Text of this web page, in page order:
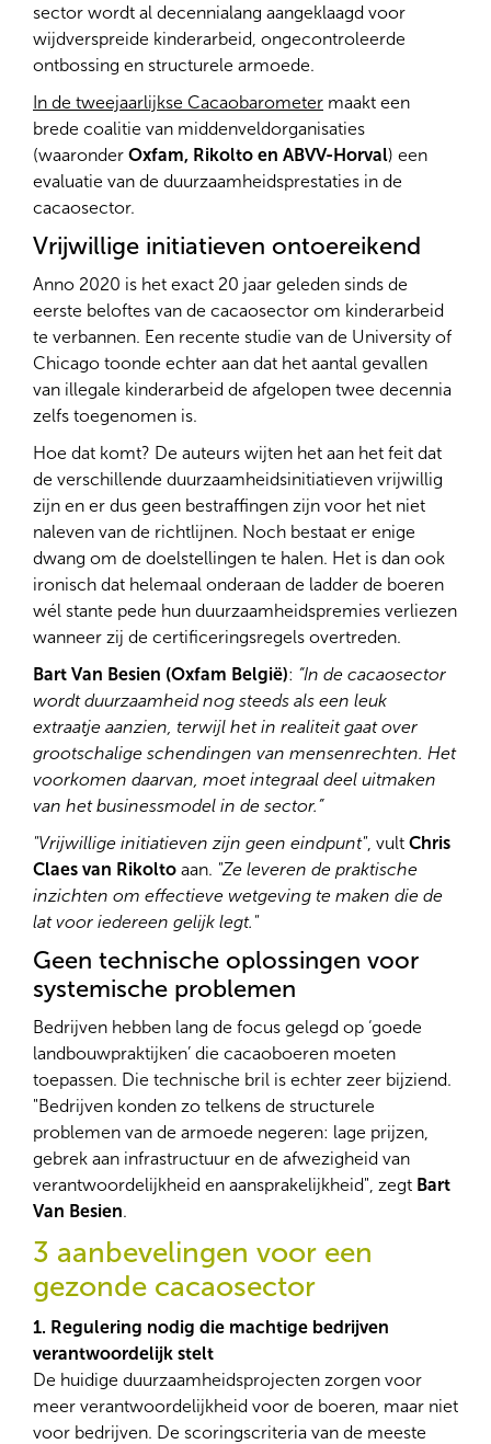
sector wordt al decennialang aangeklaagd voor
wijdverspreide kinderarbeid, ongecontroleerde
ontbossing en structurele armoede.
In de tweejaarlijkse Cacaobarometer maakt een
brede coalitie van middenveldorganisaties
(waaronder Oxfam, Rikolto en ABVV-Horval) een
evaluatie van de duurzaamheidsprestaties in de
cacaosector.
Vrijwillige initiatieven ontoereikend
Anno 2020 is het exact 20 jaar geleden sinds de
eerste beloftes van de cacaosector om kinderarbeid
te verbannen. Een recente studie van de University of
Chicago toonde echter aan dat het aantal gevallen
van illegale kinderarbeid de afgelopen twee decennia
zelfs toegenomen is.
Hoe dat komt? De auteurs wijten het aan het feit dat
de verschillende duurzaamheidsinitiatieven vrijwillig
zijn en er dus geen bestraffingen zijn voor het niet
naleven van de richtlijnen. Noch bestaat er enige
dwang om de doelstellingen te halen. Het is dan ook
ironisch dat helemaal onderaan de ladder de boeren
wél stante pede hun duurzaamheidspremies verliezen
wanneer zij de certificeringsregels overtreden.
Bart Van Besien (Oxfam België): “In de cacaosector
wordt duurzaamheid nog steeds als een leuk
extraatje aanzien, terwijl het in realiteit gaat over
grootschalige schendingen van mensenrechten. Het
voorkomen daarvan, moet integraal deel uitmaken
van het businessmodel in de sector.”
"Vrijwillige initiatieven zijn geen eindpunt", vult Chris
Claes van Rikolto aan. "Ze leveren de praktische
inzichten om effectieve wetgeving te maken die de
lat voor iedereen gelijk legt."
Geen technische oplossingen voor
systemische problemen
Bedrijven hebben lang de focus gelegd op ‘goede
landbouwpraktijken’ die cacaoboeren moeten
toepassen. Die technische bril is echter zeer bijziend.
"Bedrijven konden zo telkens de structurele
problemen van de armoede negeren: lage prijzen,
gebrek aan infrastructuur en de afwezigheid van
verantwoordelijkheid en aansprakelijkheid", zegt Bart
Van Besien.
3 aanbevelingen voor een
gezonde cacaosector
1. Regulering nodig die machtige bedrijven
verantwoordelijk stelt
De huidige duurzaamheidsprojecten zorgen voor
meer verantwoordelijkheid voor de boeren, maar niet
voor bedrijven. De scoringscriteria van de meeste